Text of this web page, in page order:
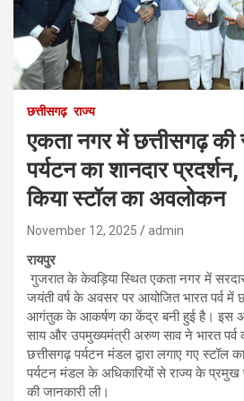
छत्तीसगढ़ राज्य
एकता नगर में छत्तीसगढ़
पर्यटन का शानदार
किया स्टॉल का अवलोकन
November 12, 2025 admin
रायपुर
गुजरात के केवड़िया स्थित एकता नगर में
जयंती वर्ष के अवसर पर आयोजित भारत पर्व
आगंतुक के आकर्षण का केंद्र बनी हुई है। इस
साय और उपमुख्यमंत्री अरुण साव ने भारत पर्व
छत्तीसगढ़ पर्यटन मंडल द्वारा लगाए गए स्टॉल
पर्यटन मंडल के अधिकारियों से राज्य के
की जानकारी ली।